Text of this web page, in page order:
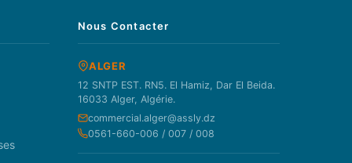
Nous Contacter
ALGER
12 SNTP EST. RN5. El Hamiz, Dar El Beida.
16033 Alger, Algérie.
commercial.alger@assly.dz
0561-660-006 / 007 / 008